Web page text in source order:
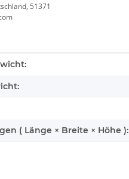
51371
( Länge × Breite × Höhe ):